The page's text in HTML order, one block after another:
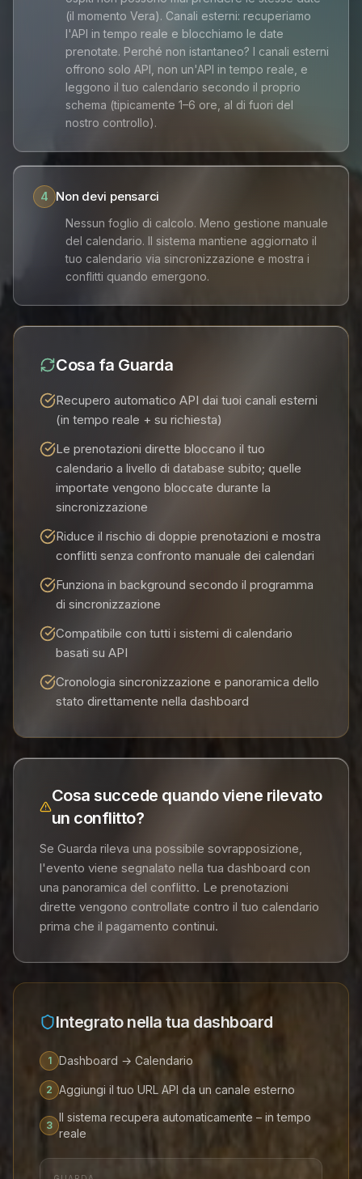
(il momento Vera). Canali esterni: recuperiamo
l'API in tempo reale e blocchiamo le date
prenotate. Perché non istantaneo? I canali esterni
offrono solo API, non un'API in tempo reale, e
leggono il tuo calendario secondo il proprio
schema (tipicamente 1–6 ore, al di fuori del
nostro controllo).
4 Non devi pensarci
Nessun foglio di calcolo. Meno gestione manuale
del calendario. Il sistema mantiene aggiornato il
tuo calendario via sincronizzazione e mostra i
conflitti quando emergono.
Cosa fa Guarda
Recupero automatico API dai tuoi canali esterni
(in tempo reale + su richiesta)
Le prenotazioni dirette bloccano il tuo
calendario a livello di database subito; quelle
importate vengono bloccate durante la
sincronizzazione
Riduce il rischio di doppie prenotazioni e mostra
conflitti senza confronto manuale dei calendari
Funziona in background secondo il programma
di sincronizzazione
Compatibile con tutti i sistemi di calendario
basati su API
Cronologia sincronizzazione e panoramica dello
stato direttamente nella dashboard
Cosa succede quando viene rilevato
un conflitto?
Se Guarda rileva una possibile sovrapposizione,
l'evento viene segnalato nella tua dashboard con
una panoramica del conflitto. Le prenotazioni
dirette vengono controllate contro il tuo calendario
prima che il pagamento continui.
Integrato nella tua dashboard
1 Dashboard → Calendario
2 Aggiungi il tuo URL API da un canale esterno
3
Il sistema recupera automaticamente – in tempo
reale